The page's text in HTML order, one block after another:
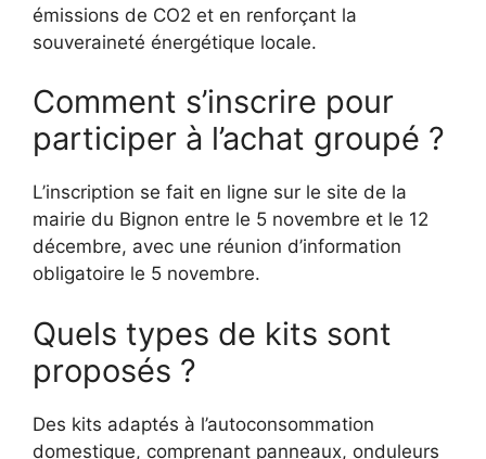
émissions de CO2 et en renforçant la
souveraineté énergétique locale.
Comment s’inscrire pour
participer à l’achat groupé ?
L’inscription se fait en ligne sur le site de la
mairie du Bignon entre le 5 novembre et le 12
décembre, avec une réunion d’information
obligatoire le 5 novembre.
Quels types de kits sont
proposés ?
Des kits adaptés à l’autoconsommation
domestique, comprenant panneaux, onduleurs